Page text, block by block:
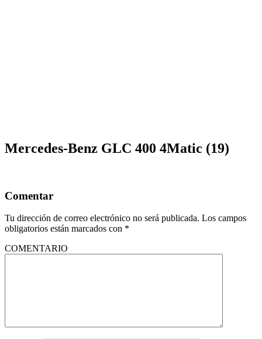
Mercedes-Benz GLC 400 4Matic (19)
Comentar
Tu dirección de correo electrónico no será publicada. Los campos
obligatorios están marcados con *
COMENTARIO